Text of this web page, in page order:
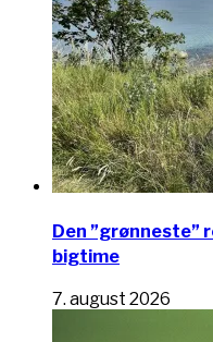
Den ”grønneste”
bigtime
7. august 2026